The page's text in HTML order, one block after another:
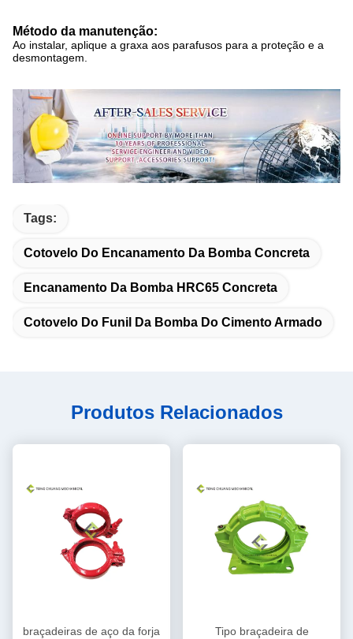
Método da manutenção:
Ao instalar, aplique a graxa aos parafusos para a proteção e a
desmontagem.
Tags:
Cotovelo Do Encanamento Da Bomba Concreta
Encanamento Da Bomba HRC65 Concreta
Cotovelo Do Funil Da Bomba Do Cimento Armado
Produtos Relacionados
braçadeiras de aço da forja
Tipo braçadeira de